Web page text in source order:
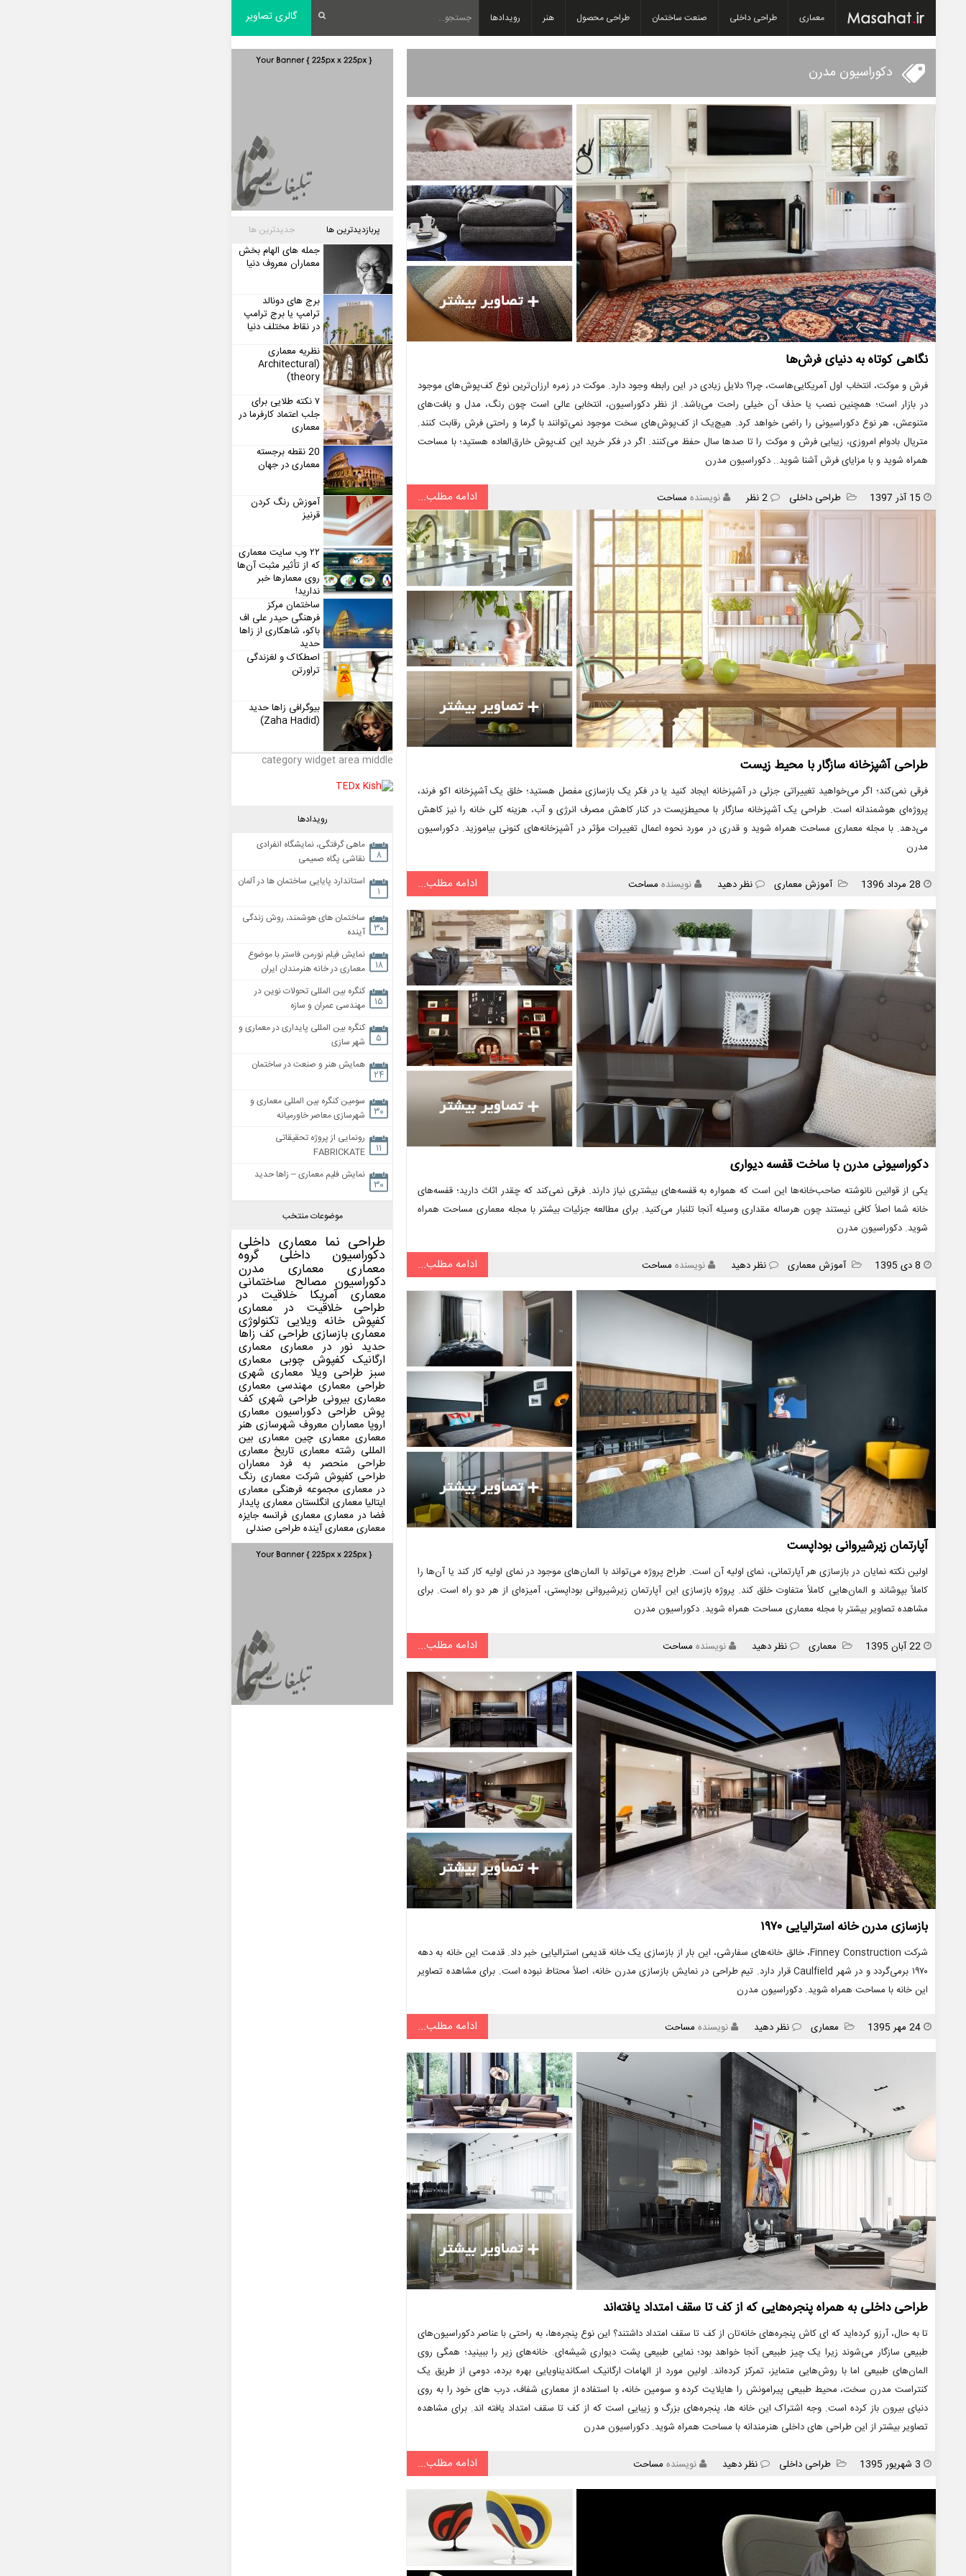
معماری طراحی داخلی صنعت ساختمان طراحی محصول هنر رویدادها گالری تصاویر
دکوراسیون مدرن
نگاهی کوتاه به دنیای فرش‌ها
فرش و موکت، انتخاب اول آمریکایی‌هاست، چرا؟ دلایل زیادی در این رابطه وجود دارد. موکت در زمره ارزان‌ترین نوع کف‌پوش‌های موجود
در بازار است؛ همچنین نصب یا حذف آن خیلی راحت می‌باشد. از نظر دکوراسیون، انتخابی عالی است چون رنگ، مدل و بافت‌های
متنوعش، هر نوع دکوراسیونی را راضی خواهد کرد. هیچ‌یک از کف‌پوش‌های سخت موجود نمی‌توانند با گرما و راحتی فرش رقابت کنند.
متریال بادوام امروزی، زیبایی فرش و موکت را تا صدها سال حفظ می‌کنند. اگر در فکر خرید این کف‌پوش خارق‌العاده هستید؛ با مساحت
همراه شوید و با مزایای فرش آشنا شوید.. دکوراسیون مدرن
انتشار
15 آذر 1397
دسته
طراحی داخلی 2 نظر نویسنده مساحت ادامه مطلب...
طراحی آشپزخانه سازگار با محیط زیست
فرقی نمی‌کند؛ اگر می‌خواهید تغییراتی جزئی در آشپزخانه ایجاد کنید یا در فکر یک بازسازی مفصل هستید؛ خلق یک آشپزخانه اکو فرند،
پروژه‌ای هوشمندانه است. طراحی یک آشپزخانه سازگار با محیطزیست در کنار کاهش مصرف انرژی و آب، هزینه کلی خانه را نیز کاهش
می‌دهد. با مجله معماری مساحت همراه شوید و قدری در مورد نحوه اعمال تغییرات مؤثر در آشپزخانه‌های کنونی بیاموزید. دکوراسیون
مدرن
انتشار
28 مرداد 1396
دسته
ها
آموزش معماری نظر دهید نویسنده مساحت ادامه مطلب...
دکوراسیونی مدرن با ساخت قفسه‌ دیواری
یکی از قوانین نانوشته صاحب‌خانه‌ها این است که همواره به قفسه‌های بیشتری نیاز دارند. فرقی نمی‌کند که چقدر اثاث دارید؛ قفسه‌های
خانه شما اصلاً کافی نیستند چون هرساله مقداری وسیله آنجا تلنبار می‌کنید. برای مطالعه جزئیات بیشتر با مجله معماری مساحت همراه
شوید. دکوراسیون مدرن
انتشار
8 دی 1395
دسته
ها
آموزش معماری نظر دهید نویسنده مساحت ادامه مطلب...
آپارتمان زیرشیروانی بوداپست
اولین نکته نمایان در بازسازی هر آپارتمانی، نمای اولیه آن است. طراح پروژه می‌تواند با المان‌های موجود در نمای اولیه کار کند یا آن‌ها را
کاملاً بپوشاند و المان‌هایی کاملاً متفاوت خلق کند. پروژه بازسازی این آپارتمان زیرشیروانی بوداپستی، آمیزه‌ای از هر دو راه است. برای
مشاهده تصاویر بیشتر با مجله معماری مساحت همراه شوید. دکوراسیون مدرن
انتشار
22 آبان 1395
دسته
ها
معماری نظر دهید نویسنده مساحت ادامه مطلب...
بازسازی مدرن خانه استرالیایی ۱۹۷۰
شرکت Finney Construction، خالق خانه‌های سفارشی، این بار از بازسازی یک خانه قدیمی استرالیایی خبر داد. قدمت این خانه به دهه
۱۹۷۰ برمی‌گردد و در شهر Caulfield قرار دارد. تیم طراحی در نمایش بازسازی مدرن خانه، اصلاً محتاط نبوده است. برای مشاهده تصاویر
این خانه با مساحت همراه شوید. دکوراسیون مدرن
انتشار
24 مهر 1395
دسته
ها
معماری نظر دهید نویسنده مساحت ادامه مطلب...
طراحی داخلی به همراه پنجره‌هایی که از کف تا سقف امتداد یافته‌اند
تا به حال، آرزو کرده‌اید که ای کاش پنجره‌های خانه‌تان از کف تا سقف امتداد داشتند؟ این نوع پنجره‌ها، به راحتی با عناصر دکوراسیون‌های
طبیعی سازگار می‌شوند زیرا یک چیز طبیعی آنجا خواهد بود؛ نمایی طبیعی پشت دیواری شیشه‌ای. خانه‌های زیر را ببینید؛ همگی روی
المان‌های طبیعی اما با روش‌هایی متمایز، تمرکز کرده‌اند. اولین مورد از الهامات ارگانیک اسکاندیناویایی بهره برده، دومی از طریق یک
کنتراست مدرن سخت، محیط طبیعی پیرامونش را هایلایت کرده و سومین خانه، با استفاده از معماری شفاف، درب های خود را به روی
دنیای بیرون باز کرده است. وجه اشتراک این خانه ها، پنجره‌های بزرگ و زیبایی است که از کف تا سقف امتداد یافته اند. برای مشاهده
تصاویر بیشتر از این طراحی های داخلی هنرمندانه با مساحت همراه شوید. دکوراسیون مدرن
انتشار
3 شهریور 1395
دسته
ها
طراحی داخلی نظر دهید نویسنده مساحت ادامه مطلب...
پربازدیدترین ها جدیدترین ها
جمله های الهام بخش
معماران معروف دنیا
برج های دونالد
ترامپ یا برج ترامپ
در نقاط مختلف دنیا
نظریه معماری
(Architectural
theory)
۷ نکته طلایی برای
جلب اعتماد کارفرما در
معماری
20 نقطه برجسته
معماری در جهان
آموزش رنگ کردن
قرنیز
۲۲ وب سایت معماری
که از تأثیر مثبت آن‌ها
روی معمارها خبر
ندارید!
ساختمان مرکز
فرهنگی حیدر علی اف
باکو، شاهکاری از زاها
حدید
اصطکاک و لغزندگی
تراورتن
بیوگرافی زاها حدید
(Zaha Hadid)
category widget area middle
رویدادها
۸
ماهی گرفتگی، نمایشگاه انفرادی
نقاشی پگاه صمیمی
۱
استاندارد پایایی ساختمان ها در آلمان
۳۰
ساختمان های هوشمند، روش زندگی
آینده
۱۸
نمایش فیلم نورمن فاستر با موضوع
معماری در خانه هنرمندان ایران
۱۵
کنگره بین المللی تحولات نوین در
مهندسی عمران و سازه
۵
کنگره بین المللی پایداری در معماری و
شهر سازی
۲۴
همایش هنر و صنعت در ساختمان
۳۰
سومین کنگره بین المللی معماری و
شهرسازی معاصر خاورمیانه
۱۱
رونمایی از پروژه تحقیقاتی
FABRICKATE
۳۰
نمایش فلیم معماری – زاها حدید
موضوعات منتخب
طراحی نما معماری داخلی
دکوراسیون داخلی گروه
معماری معماری مدرن
دکوراسیون مصالح ساختمانی
معماری آمریکا خلاقیت در
طراحی خلاقیت در معماری
کفپوش خانه ویلایی تکنولوژی
معماری بازسازی طراحی کف زاها
حدید نور در معماری معماری
ارگانیک کفپوش چوبی معماری
سبز طراحی ویلا معماری شهری
طراحی معماری مهندسی معماری
معماری بیرونی طراحی شهری کف
پوش طراحی دکوراسیون معماری
اروپا معماران معروف شهرسازی هنر
معماری معماری چین معماری بین
المللی رشته معماری تاریخ معماری
طراحی منحصر به فرد معماران
طراحی کفپوش شرکت معماری رنگ
در معماری مجموعه فرهنگی معماری
ایتالیا معماری انگلستان معماری پایدار
فضا در معماری معماری فرانسه جایزه
معماریمعماری آیندهطراحی صندلی